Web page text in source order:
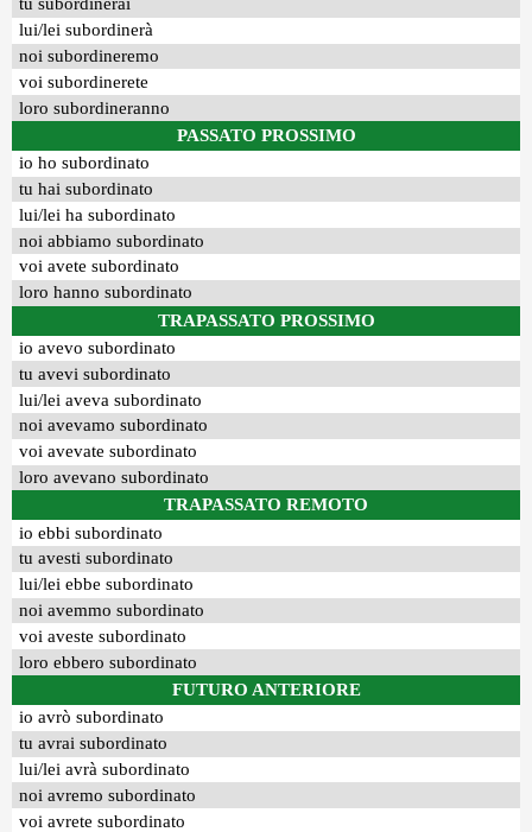
tu subordinerai
lui/lei subordinerà
noi subordineremo
voi subordinerete
loro subordineranno
PASSATO PROSSIMO
io ho subordinato
tu hai subordinato
lui/lei ha subordinato
noi abbiamo subordinato
voi avete subordinato
loro hanno subordinato
TRAPASSATO PROSSIMO
io avevo subordinato
tu avevi subordinato
lui/lei aveva subordinato
noi avevamo subordinato
voi avevate subordinato
loro avevano subordinato
TRAPASSATO REMOTO
io ebbi subordinato
tu avesti subordinato
lui/lei ebbe subordinato
noi avemmo subordinato
voi aveste subordinato
loro ebbero subordinato
FUTURO ANTERIORE
io avrò subordinato
tu avrai subordinato
lui/lei avrà subordinato
noi avremo subordinato
voi avrete subordinato